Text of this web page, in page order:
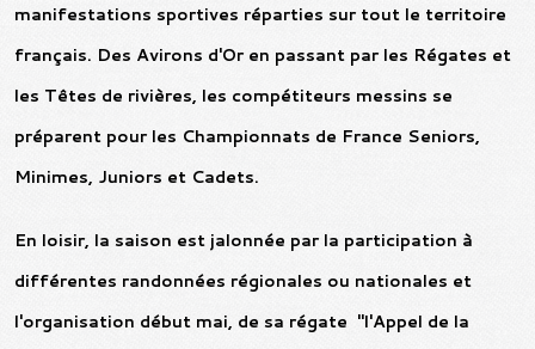
manifestations sportives réparties sur tout le territoire
français. Des Avirons d'Or en passant par les Régates et
les Têtes de rivières, les compétiteurs messins se
préparent pour les Championnats de France Seniors,
Minimes, Juniors et Cadets.
En loisir, la saison est jalonnée par la participation à
différentes randonnées régionales ou nationales et
l'organisation début mai, de sa régate "l'Appel de la